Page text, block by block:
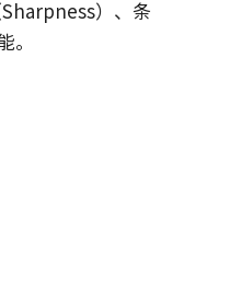
）、条